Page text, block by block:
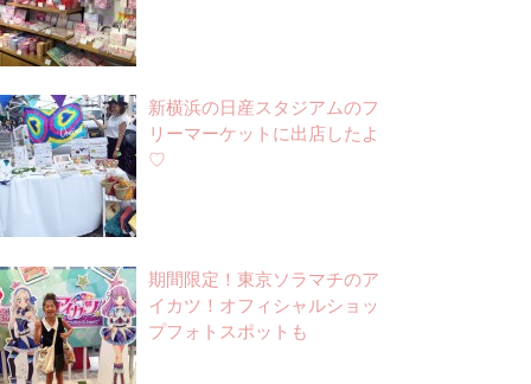
新横浜の日産スタジアムのフ
リーマーケットに出店したよ
♡
期間限定！東京ソラマチのア
イカツ！オフィシャルショッ
プフォトスポットも